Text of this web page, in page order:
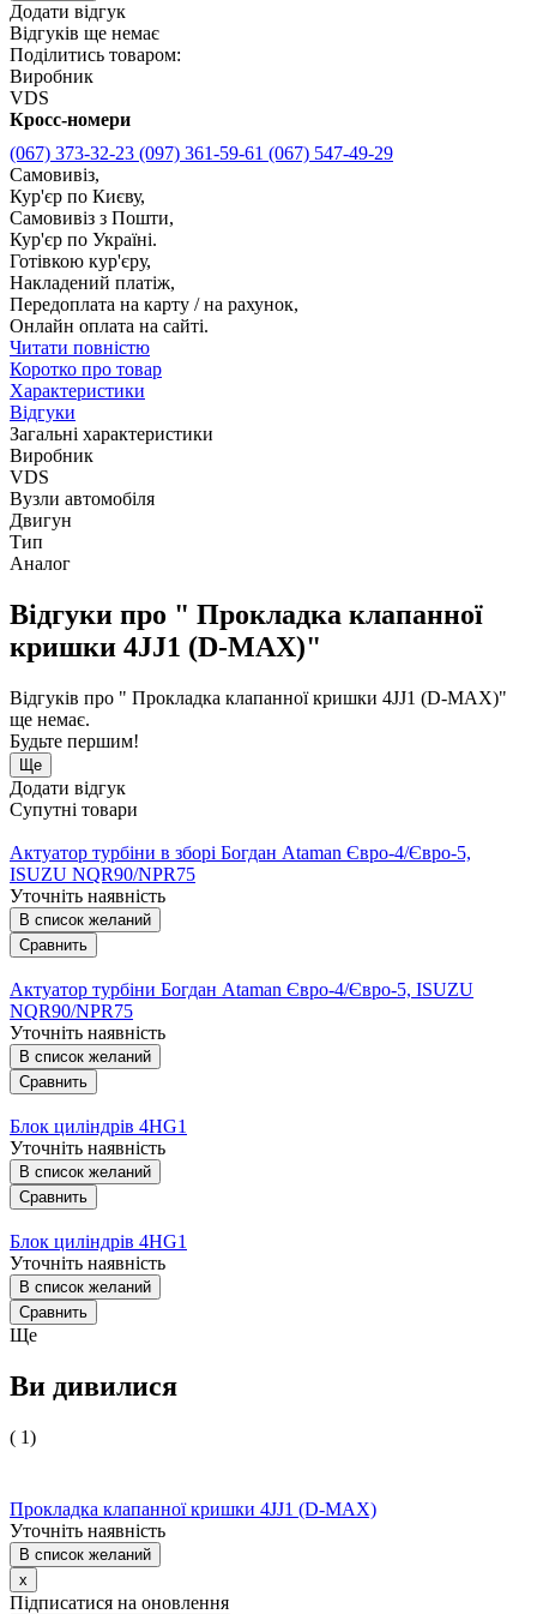
Додати відгук
Відгуків ще немає
Поділитись товаром:
Виробник
VDS
Кросс-номери
(067) 373-32-23 (097) 361-59-61 (067) 547-49-29
Самовивіз,
Кур'єр по Києву,
Самовивіз з Пошти,
Кур'єр по Україні.
Готівкою кур'єру,
Накладений платіж,
Передоплата на карту / на рахунок,
Онлайн оплата на сайті.
Читати повністю
Коротко про товар
Характеристики
Відгуки
Загальні характеристики
Виробник
VDS
Вузли автомобіля
Двигун
Тип
Аналог
Відгуки про " Прокладка клапанної
кришки 4JJ1 (D-MAX)"
Відгуків про " Прокладка клапанної кришки 4JJ1 (D-MAX)"
ще немає.
Будьте першим!
Ще
Додати відгук
Супутні товари
Актуатор турбіни в зборі Богдан Ataman Євро-4/Євро-5,
ISUZU NQR90/NPR75
Уточніть наявність
В список желаний
Сравнить
Актуатор турбіни Богдан Ataman Євро-4/Євро-5, ISUZU
NQR90/NPR75
Уточніть наявність
В список желаний
Сравнить
Блок циліндрів 4HG1
Уточніть наявність
В список желаний
Сравнить
Блок циліндрів 4HG1
Уточніть наявність
В список желаний
Сравнить
Ще
Ви дивилися
( 1)
Прокладка клапанної кришки 4JJ1 (D-MAX)
Уточніть наявність
В список желаний
x
Підписатися на оновлення